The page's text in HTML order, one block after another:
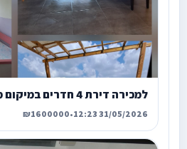
למכירה דירת 4 חדרים במיקום מצויין
31/05/2026 12:23
•
₪1600000